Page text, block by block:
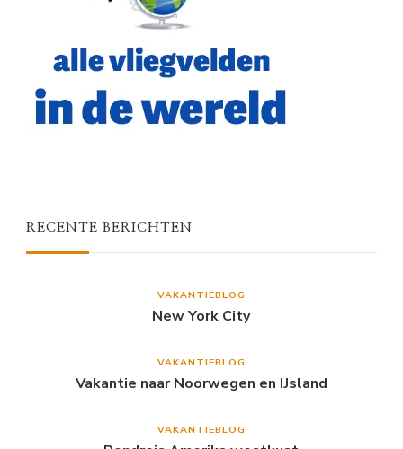
RECENTE BERICHTEN
VAKANTIEBLOG
New York City
VAKANTIEBLOG
Vakantie naar Noorwegen en IJsland
VAKANTIEBLOG